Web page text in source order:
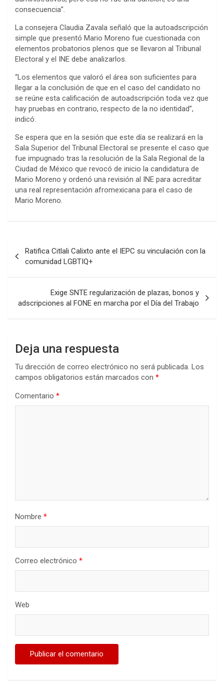
consecuencia”.
La consejera Claudia Zavala señaló que la autoadscripción
simple que presentó Mario Moreno fue cuestionada con
elementos probatorios plenos que se llevaron al Tribunal
Electoral y el INE debe analizarlos.
“Los elementos que valoró el área son suficientes para
llegar a la conclusión de que en el caso del candidato no
se reúne esta calificación de autoadscripción toda vez que
hay pruebas en contrario, respecto de la no identidad”,
indicó.
Se espera que en la sesión que este día se realizará en la
Sala Superior del Tribunal Electoral se presente el caso que
fue impugnado tras la resolución de la Sala Regional de la
Ciudad de México que revocó de inicio la candidatura de
Mario Moreno y ordenó una revisión al INE para acreditar
una real representación afromexicana para el caso de
Mario Moreno.
de
entradas
Ratifica Citlali Calixto ante el IEPC su vinculación con la
comunidad LGBTIQ+
Exige SNTE regularización de plazas, bonos y
adscripciones al FONE en marcha por el Día del Trabajo
Deja una respuesta
Tu dirección de correo electrónico no será publicada. Los
campos obligatorios están marcados con *
Comentario *
Nombre *
Correo electrónico *
Web